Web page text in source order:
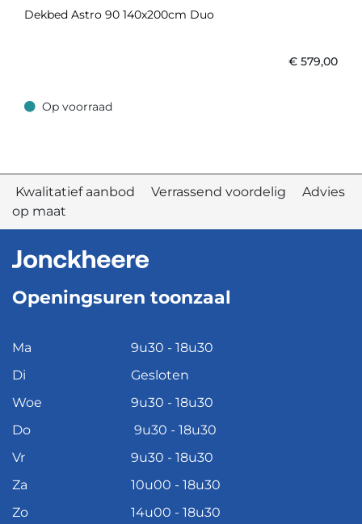
Dekbed Astro 90 140x200cm Duo
€ 579,00
Op voorraad
Op voorraad
Kwalitatief aanbod Verrassend voordelig Advies
op maat
Openingsuren toonzaal
Ma
9u30 - 18u30
Di
Gesloten
Woe
9u30 - 18u30
Do
9u30 - 18u30
Vr
9u30 - 18u30
Za
10u00 - 18u30
Zo
14u00 - 18u30